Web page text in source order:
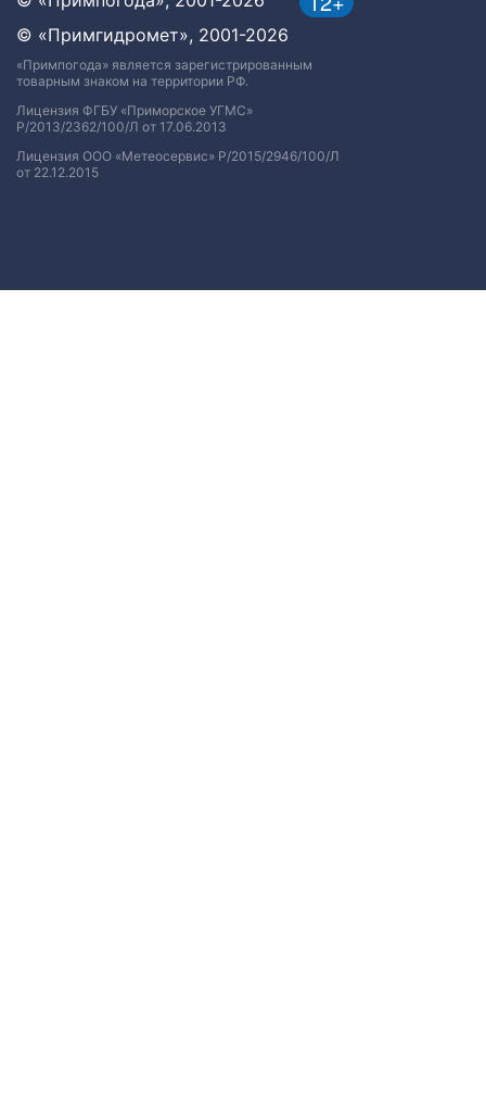
© «Примгидромет», 2001-2026
«Примпогода» является зарегистрированным
товарным знаком на территории РФ.
Лицензия ФГБУ «Приморское УГМС»
Р/2013/2362/100/Л от 17.06.2013
Лицензия ООО «Метеосервис» Р/2015/2946/100/Л
от 22.12.2015